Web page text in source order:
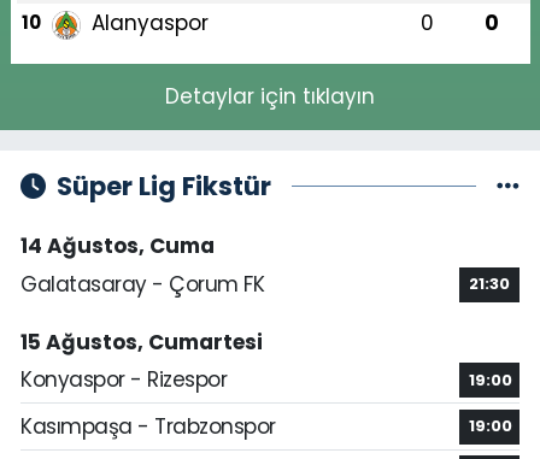
10 Alanyaspor 0 0
Detaylar için tıklayın
Süper Lig Fikstür
14 Ağustos, Cuma
Galatasaray - Çorum FK
21:30
15 Ağustos, Cumartesi
Konyaspor - Rizespor
19:00
Kasımpaşa - Trabzonspor 19:00